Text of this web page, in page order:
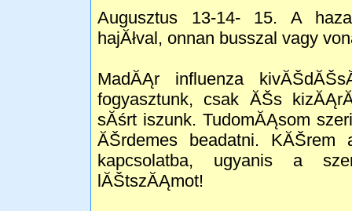
Augusztus 13-14- 15. A
hajĂłval, onnan busszal vagy
MadĂĄr influenza
fogyasztunk, csak ĂŠs
sĂśrt iszunk. TudomĂĄsom
ĂŠrdemes beadatni. KĂŠrem
kapcsolatba, ugyanis a
lĂŠtszĂĄmot!